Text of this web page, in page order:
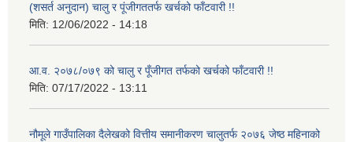
(शसर्त अनुदान) चालु र पूंजीगततर्फ खर्चको फाँटवारी !!
मिति: 12/06/2022 - 14:18
आ.व. २०७८/०७९ को चालु र पूँजीगत तर्फको खर्चको फाँटवारी !!
मिति: 07/17/2022 - 13:11
नौमूले गाउँपालिका दैलेखको वित्तीय समानीकरण चालुतर्फ २०७६ जेष्ठ महिनाको